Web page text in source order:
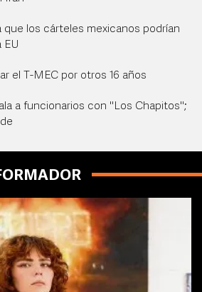
que los cárteles mexicanos podrían
EU
el T-MEC por otros 16 años
a funcionarios con "Los Chapitos";